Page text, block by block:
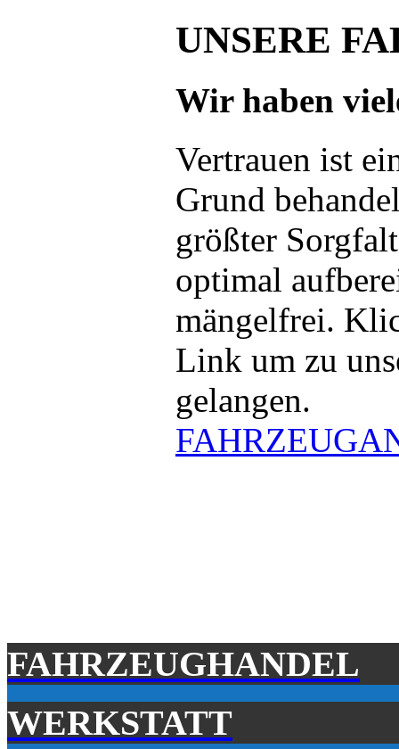
UNSERE
Wir haben
Vertrauen ist
Grund
größter
optimal
mängelfrei.
Link um zu
gelangen.
FAHRZEUGHANDEL
WERKSTATT